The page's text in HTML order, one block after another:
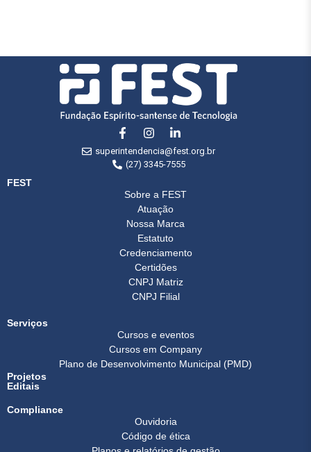
superintendencia@fest.org.br
(27) 3345-7555
FEST
Sobre a FEST
Atuação
Nossa Marca
Estatuto
Credenciamento
Certidões
CNPJ Matriz
CNPJ Filial
Serviços
Cursos e eventos
Cursos em Company
Plano de Desenvolvimento Municipal (PMD)
Projetos
Editais
Compliance
Ouvidoria
Código de ética